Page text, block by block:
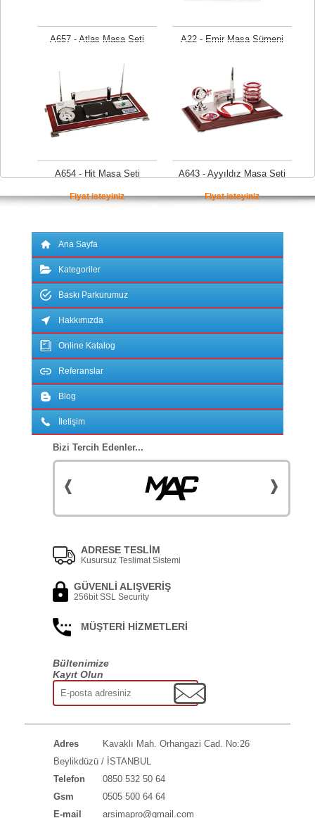
A657 - Atlas Masa Seti
Fiyat isteyiniz
A22 - Emir Masa Sümeni
A654 - Hit Masa Seti
Fiyat isteyiniz
A643 - Ayyıldız Masa Seti
Fiyat isteyiniz
Ana Sayfa
Kategoriler
Baskı Parkurumuz
Hakkımızda
Online Katalog
Referanslar
Blog
İletişim
Bizi Tercih Edenler...
ADRESE TESLİM
Kusursuz Teslimat Sistemi
GÜVENLİ ALIŞVERİŞ
256bit SSL Security
MÜŞTERİ HİZMETLERİ
Bültenimize
Kayıt Olun
Adres
Kavaklı Mah. Orhangazi Cad. No:26
Beylikdüzü / İSTANBUL
Telefon
0850 532 50 64
Gsm
0505 500 64 64
E-mail
arsimapro@gmail.com